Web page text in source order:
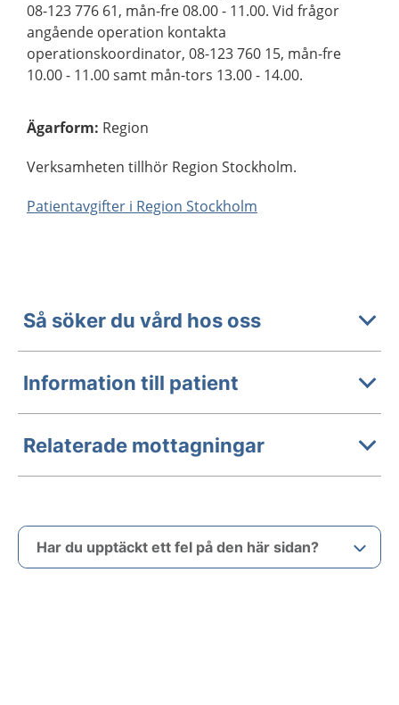
08-123 776 61, mån-fre 08.00 - 11.00. Vid frågor
angående operation kontakta
operationskoordinator, 08-123 760 15, mån-fre
10.00 - 11.00 samt mån-tors 13.00 - 14.00.
Ägarform: Region
Verksamheten tillhör Region Stockholm.
Patientavgifter i Region Stockholm
Så söker du vård hos oss
Information till patient
Relaterade mottagningar
Har du upptäckt ett fel på den här sidan?